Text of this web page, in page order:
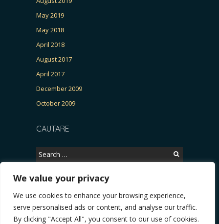
We value your privacy
We use cookies to enhance your browsing experience,
serve personalised ads or content, and analyse our traffic.
By clicking "Accept All", you consent to our use of cookies.
May 2019
May 2018
April 2018
August 2017
April 2017
December 2009
October 2009
CAUTARE
Search
for:
Copyright © 2026, CERTITUDINEA.
Patria, parlamentarele și presa * VIDEO. Viata lui Eminescu (Necenzurat).